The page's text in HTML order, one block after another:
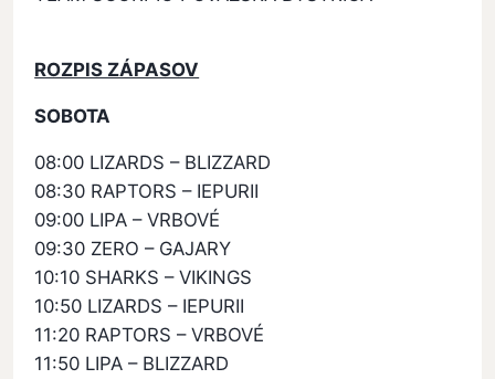
ROZPIS ZÁPASOV
SOBOTA
08:00 LIZARDS – BLIZZARD
08:30 RAPTORS – IEPURII
09:00 LIPA – VRBOVÉ
09:30 ZERO – GAJARY
10:10 SHARKS – VIKINGS
10:50 LIZARDS – IEPURII
11:20 RAPTORS – VRBOVÉ
11:50 LIPA – BLIZZARD